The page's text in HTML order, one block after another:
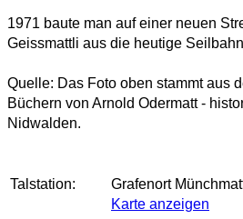
1971 baute man auf einer neuen
Geissmattli aus die heutige
Quelle: Das Foto oben stammt aus
Büchern von Arnold Odermatt -
Nidwalden.
Talstation:
Grafenort
Karte anzeigen